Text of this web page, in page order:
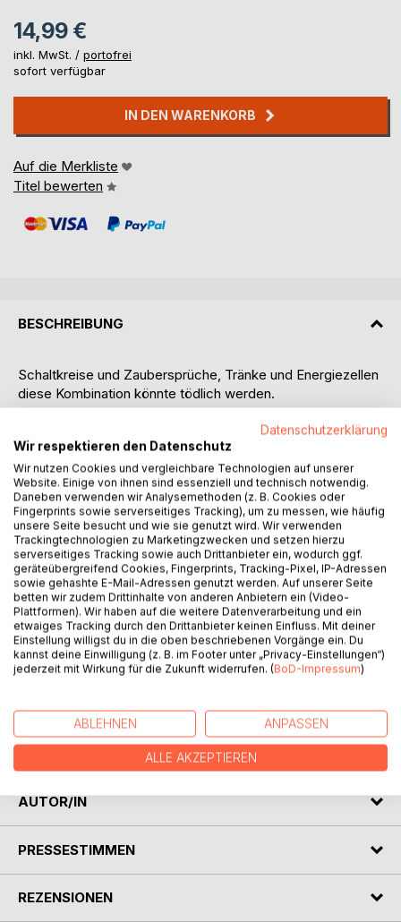
14,99 €
inkl. MwSt. / portofrei
sofort verfügbar
IN DEN WARENKORB
Auf die Merkliste
Titel bewerten
BESCHREIBUNG
Schaltkreise und Zaubersprüche, Tränke und Energiezellen
diese Kombination könnte tödlich werden.
Es sei denn, Leira Berens kommt der Sache zuvor. Der
Adjutor ist gekommen, um ihr zu helfen, die Kontrolle über
ihre Kräfte zu erlangen. Wird das rechtzeitig gelingen?
Jemand hat ein grausames, magisches Rezept erfunden.
Man nehme ein mächtiges Artefakt, mische es mit Magie
und ein paar Motorenteilen. Entferne lebenswichtige
Organe und ersetze sie. Wer steckt hinter den tödlichen
Experimenten?
Der Gärtner des Dunkelwaldes hat sich der Jagd
angeschlossen, aber welche Geheimnisse hütet er? Was
ist wirklich mit Correks Vater passiert?
Leira und Correk sind zusammen durch die Hölle und
zurück gegangen. Keine Zeit für eine Ruhepause, denn ihre
größten Abenteuer liegen noch vor ihnen.
AUTOR/IN
PRESSESTIMMEN
REZENSIONEN
Datenschutzerklärung
Wir respektieren den Datenschutz
Wir nutzen Cookies und vergleichbare Technologien auf unserer
Website. Einige von ihnen sind essenziell und technisch notwendig.
Daneben verwenden wir Analysemethoden (z. B. Cookies oder
Fingerprints sowie serverseitiges Tracking), um zu messen, wie häufig
unsere Seite besucht und wie sie genutzt wird. Wir verwenden
Trackingtechnologien zu Marketingzwecken und setzen hierzu
serverseitiges Tracking sowie auch Drittanbieter ein, wodurch ggf.
geräteübergreifend Cookies, Fingerprints, Tracking-Pixel, IP-Adressen
sowie gehashte E-Mail-Adressen genutzt werden. Auf unserer Seite
betten wir zudem Drittinhalte von anderen Anbietern ein (Video-
Plattformen). Wir haben auf die weitere Datenverarbeitung und ein
etwaiges Tracking durch den Drittanbieter keinen Einfluss. Mit deiner
Einstellung willigst du in die oben beschriebenen Vorgänge ein. Du
kannst deine Einwilligung (z. B. im Footer unter „Privacy-Einstellungen“)
jederzeit mit Wirkung für die Zukunft widerrufen. (BoD-Impressum)
ABLEHNEN ANPASSEN
ALLE AKZEPTIEREN